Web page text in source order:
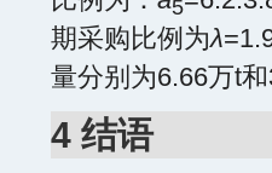
5
期采购比例为λ
量分别为6.66万t
4 结语